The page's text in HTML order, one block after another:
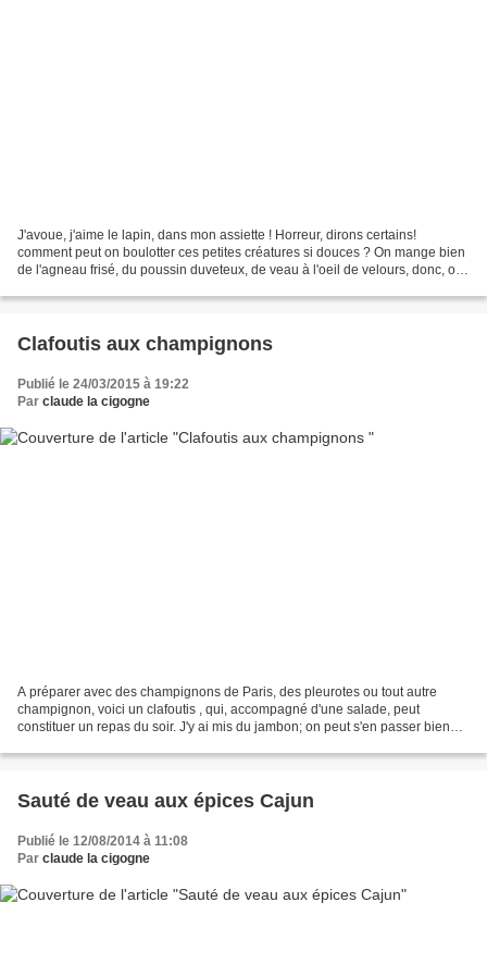
J'avoue, j'aime le lapin, dans mon assiette ! Horreur, dirons certains!
comment peut on boulotter ces petites créatures si douces ? On mange bien
de l'agneau frisé, du poussin duveteux, de veau à l'oeil de velours, donc, on
Clafoutis aux champignons
Publié le 24/03/2015 à 19:22
Par claude la cigogne
A préparer avec des champignons de Paris, des pleurotes ou tout autre
champignon, voici un clafoutis , qui, accompagné d'une salade, peut
constituer un repas du soir. J'y ai mis du jambon; on peut s'en passer bien
Sauté de veau aux épices Cajun
Publié le 12/08/2014 à 11:08
Par claude la cigogne